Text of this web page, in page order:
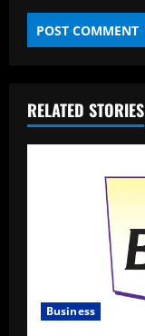
RELATED STORIES
Business